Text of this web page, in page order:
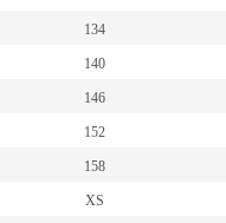
134
140
146
152
158
XS